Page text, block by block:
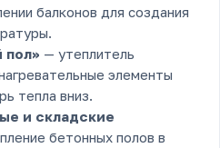
балконов для создания
пол» — утеплитель
элементы
тепла вниз.
и складские
бетонных полов в